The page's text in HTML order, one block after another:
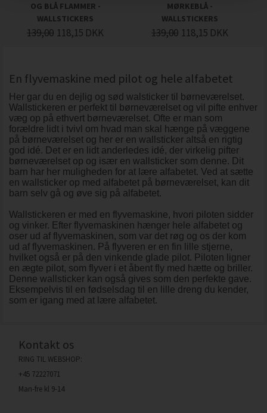
OG BLÅ FLAMMER -
WALLSTICKERS
139,00 118,15 DKK
MØRKEBLÅ -
WALLSTICKERS
139,00 118,15 DKK
En flyvemaskine med pilot og hele alfabetet
Her gar du en dejlig og sød walsticker til børneværelset.
Wallstickeren er perfekt til børneværelset og vil pifte enhver
væg op på ethvert børneværelset. Ofte er man som
forældre lidt i tvivl om hvad man skal hænge på væggene
på børneværelset og her er en wallsticker altså en rigtig
god idé. Det er en lidt anderledes idé, der virkelig pifter
børneværelset op og især en wallsticker som denne. Dit
barn har her muligheden for at lære alfabetet. Ved at sætte
en wallsticker op med alfabetet på børneværelset, kan dit
barn selv gå og øve sig på alfabetet.
Wallstickeren er med en flyvemaskine, hvori piloten sidder
og vinker. Efter flyvemaskinen hænger hele alfabetet og
oser ud af flyvemaskinen, som var det røg og os der kom
ud af flyvemaskinen. På flyveren er en fin lille stjerne,
hvilket også er på den vinkende glade pilot. Piloten ligner
en ægte pilot, som flyver i et åbent fly med hætte og briller.
Denne wallsticker kan også gives som den perfekte gave.
Eksempelvis til en fødselsdag til en lille dreng du kender,
som er igang med at lære alfabetet.
Kontakt os
RING TIL WEBSHOP:
+45 72227071
Man-fre kl 9-14